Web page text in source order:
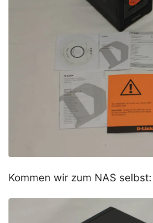
Kommen wir zum NAS selbst: